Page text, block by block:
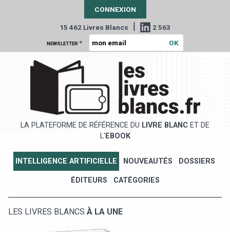
CONNEXION
15 462 Livres Blancs | 2 563
NEWSLETTER *
LA PLATEFORME DE RÉFÉRENCE DU LIVRE BLANC ET DE
L' EBOOK
INTELLIGENCE ARTIFICIELLE NOUVEAUTÉS DOSSIERS
ÉDITEURS CATÉGORIES
LES LIVRES BLANCS À LA UNE